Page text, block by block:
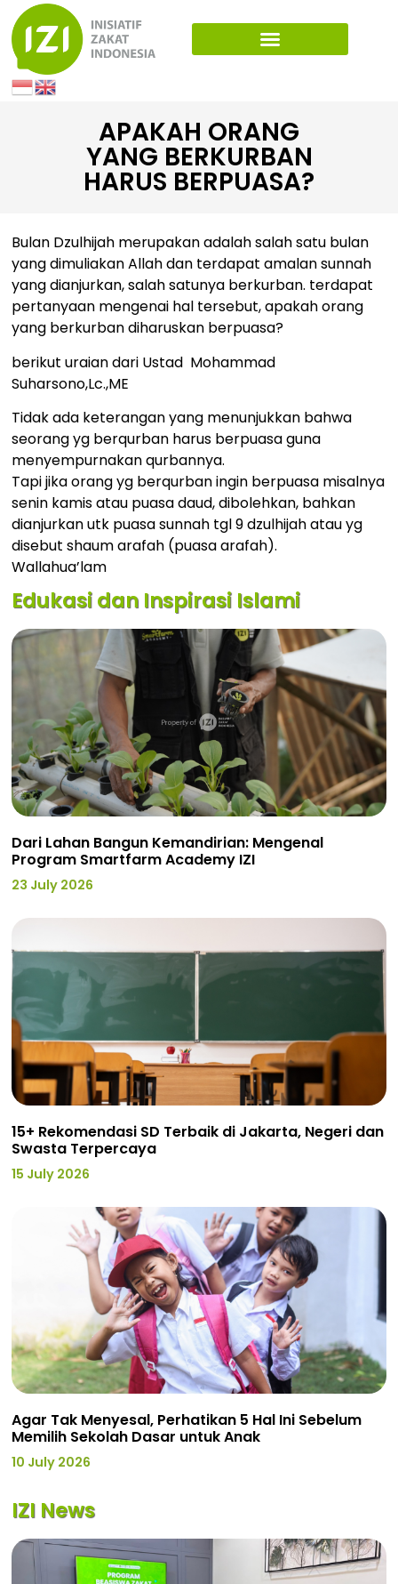
APAKAH ORANG
YANG BERKURBAN
HARUS BERPUASA?
Bulan Dzulhijah merupakan adalah salah satu bulan
yang dimuliakan Allah dan terdapat amalan sunnah
yang dianjurkan, salah satunya berkurban. terdapat
pertanyaan mengenai hal tersebut, apakah orang
yang berkurban diharuskan berpuasa?
berikut uraian dari Ustad Mohammad
Suharsono,Lc.,ME
Tidak ada keterangan yang menunjukkan bahwa
seorang yg berqurban harus berpuasa guna
menyempurnakan qurbannya.
Tapi jika orang yg berqurban ingin berpuasa misalnya
senin kamis atau puasa daud, dibolehkan, bahkan
dianjurkan utk puasa sunnah tgl 9 dzulhijah atau yg
disebut shaum arafah (puasa arafah).
Wallahua’lam
Edukasi dan Inspirasi Islami
Dari Lahan Bangun Kemandirian: Mengenal
Program Smartfarm Academy IZI
23 July 2026
15+ Rekomendasi SD Terbaik di Jakarta, Negeri dan
Swasta Terpercaya
15 July 2026
Agar Tak Menyesal, Perhatikan 5 Hal Ini Sebelum
Memilih Sekolah Dasar untuk Anak
10 July 2026
IZI News